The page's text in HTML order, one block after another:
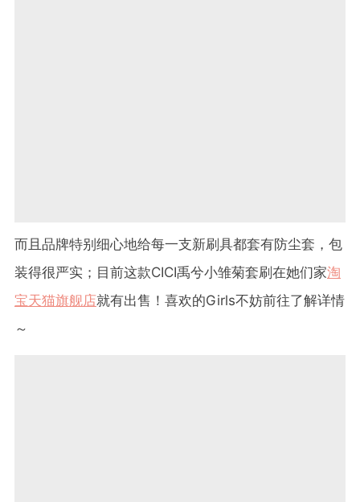
而且品牌特别细心地给每一支新刷具都套有防尘套，包
装得很严实；目前这款CICI禹兮小雏菊套刷在她们家淘
宝天猫旗舰店就有出售！喜欢的Girls不妨前往了解详情
～